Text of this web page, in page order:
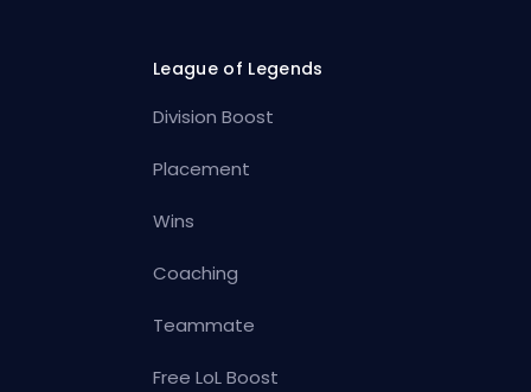
League of Legends
Division Boost
Placement
Wins
Coaching
Teammate
Free LoL Boost